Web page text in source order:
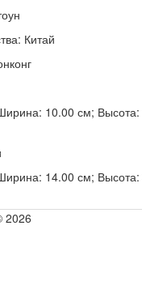
Китай
10.00 см;
14.00 см;
2026